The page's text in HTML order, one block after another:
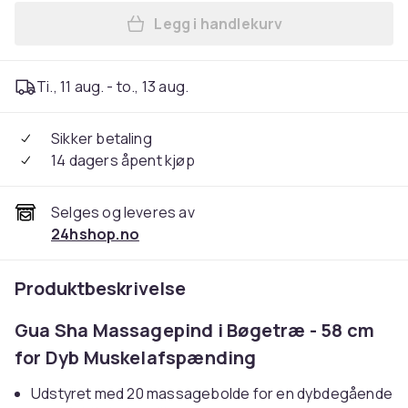
Legg Ergonomisk Gua
Legg i handlekurv
Ti., 11 aug. - to., 13 aug.
Sikker betaling
14 dagers åpent kjøp
Selges og leveres av
24hshop.no
Produktbeskrivelse
Gua Sha Massagepind i Bøgetræ - 58 cm
for Dyb Muskelafspænding
Udstyret med 20 massagebolde for en dybdegående